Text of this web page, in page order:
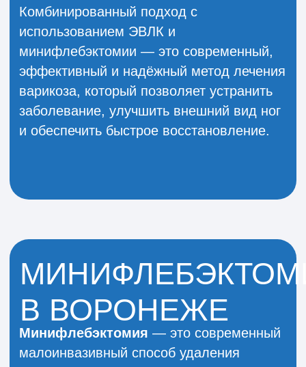
Если вам необходима консультация
флеболога в Воронеже, вы можете
обратиться к Татьяне Алексеевне
Шмойловой — специалисту в области
диагностики и лечения заболеваний
вен. Она занимается терапией
варикозной болезни, тромбозов,
хронической венозной
недостаточности и других сосудистых
патологий, применяя современные
исследование вен, что позволяет
рекомендации по профилактике,
медикаментозной терапии, а при
необходимости — по проведению
ЭВЛК, склеротерапия или
комбинированные методики.